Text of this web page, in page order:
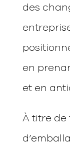
des
en
et en
À titre